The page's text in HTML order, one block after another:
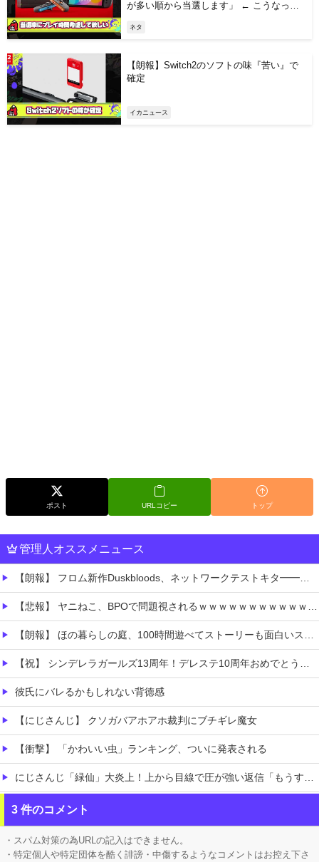
が多い順から当選します」 ← こうなった
ネタ
【朗報】Switch2のソフトの味『苦い』で
確定
イカニュース
ポスト URLコピー トップ
管理人オススメニュース
【朗報】 フロム新作Duskbloods、ネットワークテストキタ━━━━(゜∀゜)━━━━!!
【悲報】 ヤニねこ、BPOで問題視されるｗｗｗｗｗｗｗｗｗｗｗｗｗ
【朗報】 ほの暮らしの庭、100時間遊べてストーリーも面白いスタバレの上位互換だとまじで好評
【祝】 シンデレラガールズ13周年！デレステ10周年おめでとう！ガチャ更新SSR八神マキノ・イベントSRイヴ、SR望月聖！
彼氏にバレるかもしれない背徳感
【にじさんじ】 クソガバアホアホ裁判にブチギレ魔女
【衝撃】 「かわいい虫」ランキング、ついに発表される
にじさんじ「緑仙」大炎上！上から目線で圧が強い返信「もうすでに歌ってる」埋もれてる曲を救いたい歌ってみた企画と視聴者に対するSNS投稿が大荒れ
職場の人妻と不倫をして、ついに、、、
今iPhone 17 Pro Max買うってあり？
3 件のコメント
・スパム対策の為URLの記入はできません。
・特定個人や特定団体を酷く誹謗・中傷するようなコメントはお控え下さ